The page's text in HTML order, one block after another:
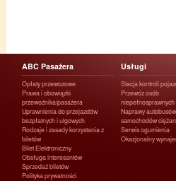
ABC Pasażera
Opłaty przewozowe
Prawa i obowiązki
przewoźnika/pasażera
Uprawnienia do przejazdów
bezpłatnych i ulgowych
Rodzaje i zasady korzystania z
biletów
Bilet Elektroniczny
Obsługa interesantów
Sprzedaż biletów
Polityka prywatności
Usługi
Stacja kontroli
Przewóz osób
niepełnosprawnych
Naprawy
samochodów
Serwis ogumienia
Okazjonalny